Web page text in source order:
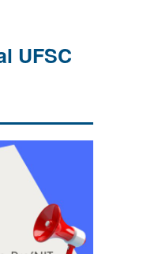
UFSC